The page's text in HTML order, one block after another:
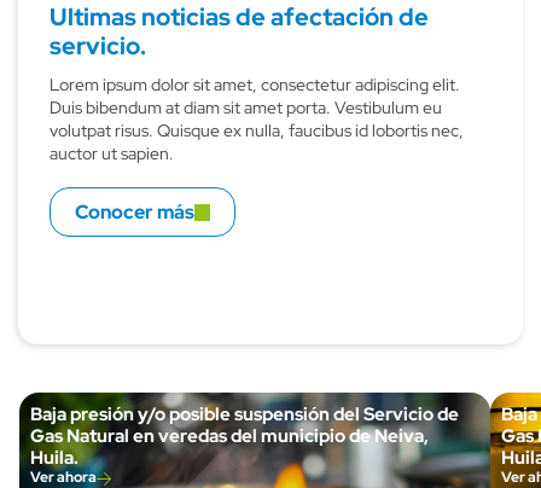
Ultimas noticias de afectación de
servicio.
Lorem ipsum dolor sit amet, consectetur adipiscing elit.
Duis bibendum at diam sit amet porta. Vestibulum eu
volutpat risus. Quisque ex nulla, faucibus id lobortis nec,
auctor ut sapien.
Conocer más
Baja presión y/o posible suspensión del Servicio de
Gas Natural en veredas del municipio de Neiva,
Huila.
Ver ahora
Gas
Ver